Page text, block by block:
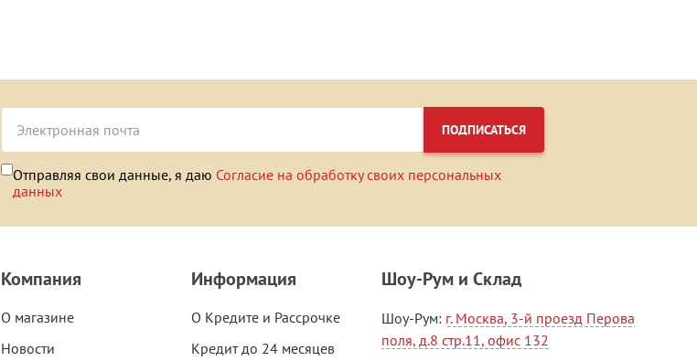
ПОДПИСАТЬСЯ
Отправляя свои данные, я даю Согласие на обработку своих персональных
данных
Компания
О магазине
Новости
Информация
О Кредите и Рассрочке
Кредит до 24 месяцев
Шоу-Рум и Склад
Шоу-Рум: г. Москва, 3-й проезд Перова
поля, д.8 стр.11, офис 132